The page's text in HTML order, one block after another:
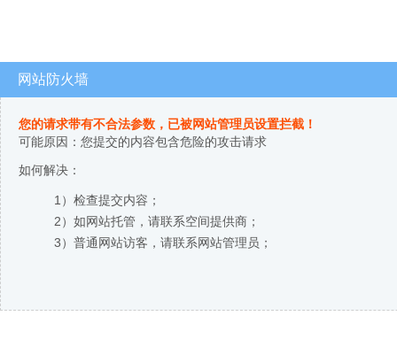
网站防火墙
您的请求带有不合法参数，已被网站管理员设置拦截！
可能原因：您提交的内容包含危险的攻击请求
如何解决：
1）检查提交内容；
2）如网站托管，请联系空间提供商；
3）普通网站访客，请联系网站管理员；